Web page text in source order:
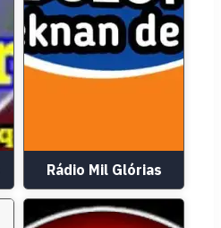
Rádio Mil Glórias